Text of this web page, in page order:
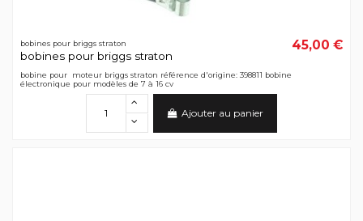
bobines pour briggs straton
bobines pour briggs straton
45,00 €
bobine pour moteur briggs straton référence d'origine: 398811 bobine
électronique pour modèles de 7 à 16 cv
Ajouter au panier